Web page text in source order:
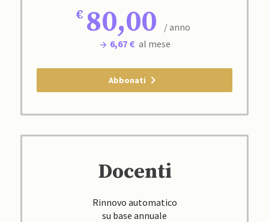
80,00
/ anno
6,67 € al mese
Abbonati
Docenti
Rinnovo automatico
su base annuale